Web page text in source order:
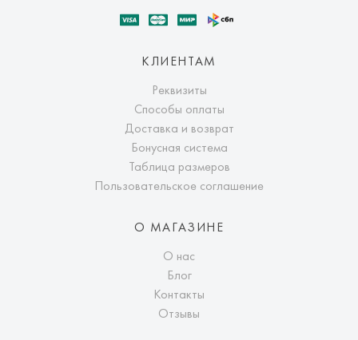
КЛИЕНТАМ
Реквизиты
Способы оплаты
Доставка и возврат
Бонусная система
Таблица размеров
Пользовательское соглашение
О МАГАЗИНЕ
О нас
Блог
Контакты
Отзывы